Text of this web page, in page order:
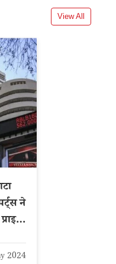
View All
ने
2024